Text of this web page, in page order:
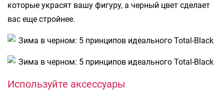
которые украсят вашу фигуру, а черный цвет сделает
вас еще стройнее.
Используйте аксессуары